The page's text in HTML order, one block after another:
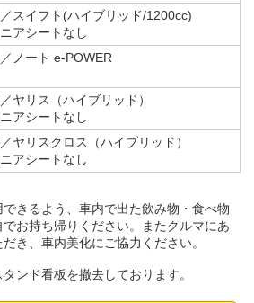
スイフト(ハイブリッド/1200cc)
アシートなし
ノート e-POWER
ヤリス（ハイブリッド）
アシートなし
ヤリスクロス（ハイブリッド）
アシートなし
きるよう、車内で出た飲み物・食べ物
お持ち帰りください。またクルマにあ
き、車内美化にご協力ください。
ンド看板を撤去しております。